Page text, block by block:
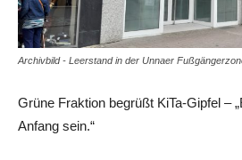
Archivbild - Leerstand in der Unnaer
Grüne Fraktion begrüßt KiTa-Gipfel –
Anfang sein.“